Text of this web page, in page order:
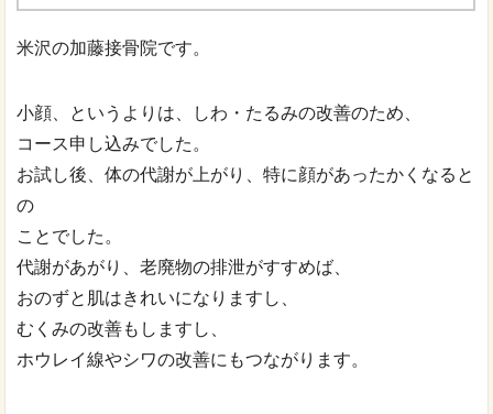
米沢の加藤接骨院です。
小顔、というよりは、しわ・たるみの改善のため、
コース申し込みでした。
お試し後、体の代謝が上がり、特に顔があったかくなると
の
ことでした。
代謝があがり、老廃物の排泄がすすめば、
おのずと肌はきれいになりますし、
むくみの改善もしますし、
ホウレイ線やシワの改善にもつながります。